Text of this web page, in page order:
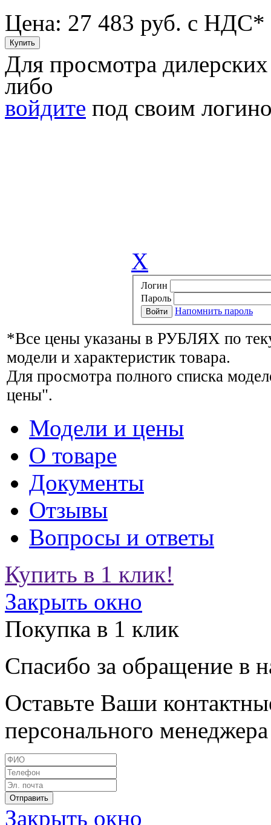
Цена: 27 483 руб. с НДС*
Для просмотра
либо
войдите под своим
X
Логин
Пароль
Напомнить пароль
*Все цены указаны в РУБЛЯХ по
модели и характеристик товара.
Для просмотра полного списка
цены".
Модели и цены
О товаре
Документы
Отзывы
Вопросы и ответы
Купить в 1 клик!
Закрыть окно
Покупка в 1 клик
Спасибо за обращение в
Оставьте Ваши
персонального
Закрыть окно